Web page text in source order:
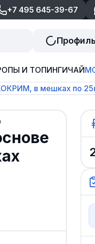
+7 495 645-39-67
И ТОПИНГИЧАЙ
в мешках по